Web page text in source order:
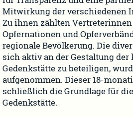
Mitwirkung der verschiedenen
Zu ihnen zählten
Opfernationen und
regionale Bevölkerung. Die
sich aktiv an der Gestaltung
Gedenkstätte zu beteiligen,
aufgenommen. Dieser 18-
schließlich die Grundlage für
Gedenkstätte.